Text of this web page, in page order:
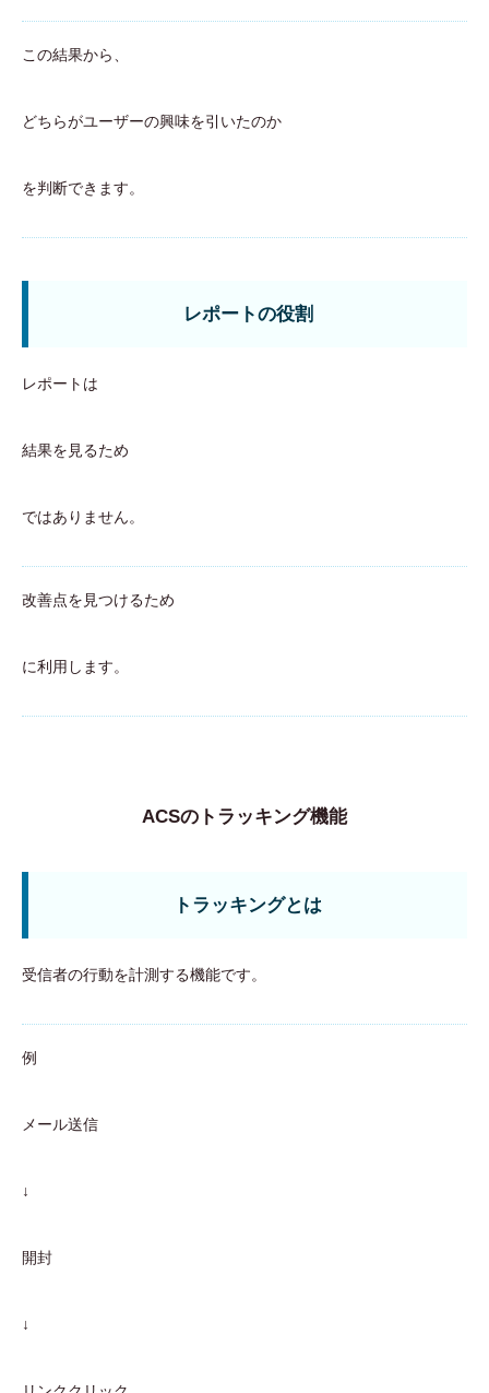
この結果から、
どちらがユーザーの興味を引いたのか
を判断できます。
レポートの役割
レポートは
結果を見るため
ではありません。
改善点を見つけるため
に利用します。
ACSのトラッキング機能
トラッキングとは
受信者の行動を計測する機能です。
例
メール送信
↓
開封
↓